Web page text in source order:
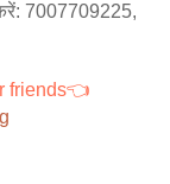
करें: 7007709225,
friends👈